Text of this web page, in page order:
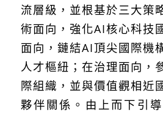
流層級，並根基於三大策
術面向，強化AI核心科技
面向，鏈結AI頂尖國際機
人才樞紐；在治理面向，
際組織，並與價值觀相近
夥伴關係。由上而下引